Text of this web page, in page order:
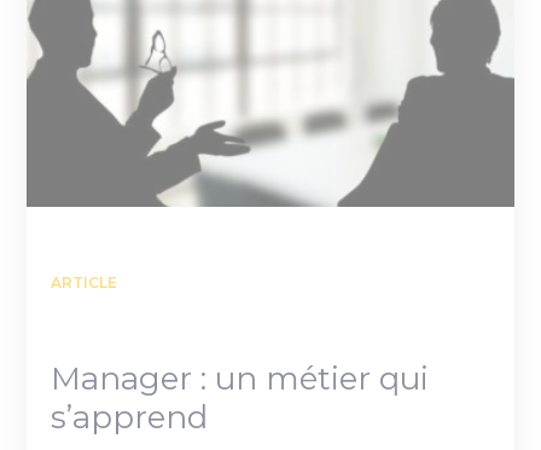
ARTICLE
Manager : un métier qui
s’apprend